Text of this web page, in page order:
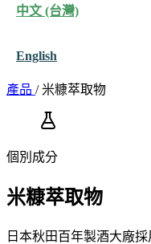
中文 (台灣)
English
產品 / 米糠萃取物
個別成分
米糠萃取物
日本秋田百年製酒大廠